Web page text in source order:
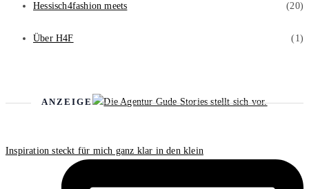
Hessisch4fashion meets (20)
Über H4F (1)
ANZEIGE
Inspiration steckt für mich ganz klar in den klein